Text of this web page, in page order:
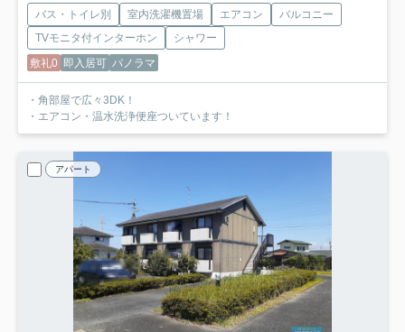
バス・トイレ別 室内洗濯機置場 エアコン
バルコニー
TVモニタ付インターホン
シャワー
敷礼0 即入居可 パノラマ
・角部屋で広々3DK！
・エアコン・温水洗浄便座ついています！
アパート